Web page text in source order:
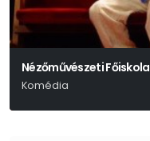
Nézőművészeti Főiskola
Komédia